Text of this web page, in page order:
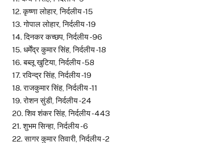
12. कृष्णा लोहार, निर्दलीय -15
13. गोपाल लोहार, निर्दलीय -19
14. दिनकर कच्छप, निर्दलीय -96
15. धर्मेंद्र कुमार सिंह, निर्दलीय -18
16. बब्लू खुटिया, निर्दलीय -58
17. रविन्द्र सिंह, निर्दलीय -19
18. राजकुमार सिंह, निर्दलीय -11
19. रोशन सुंडी, निर्दलीय -24
20. शिव शंकर सिंह, निर्दलीय -443
21. शुभम सिन्हा, निर्दलीय -6
22. सागर कुमार तिवारी, निर्दलीय -2